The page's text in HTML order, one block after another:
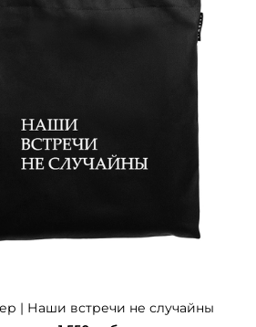
| Наши встречи не случайны